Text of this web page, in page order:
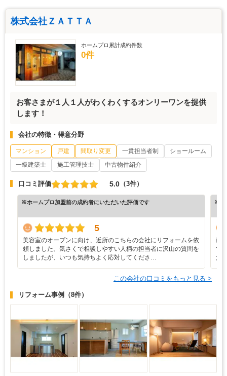
株式会社ＺＡＴＴＡ
ホームプロ累計成約件数
0件
お客さまが１人１人がわくわくするオンリーワンを提供
します！
会社の特徴・得意分野
マンション 戸建 間取り変更 一貫担当者制
ショールーム
一級建築士
施工管理技士 中古物件紹介
口コミ評価 5.0 （3件）
※ホームプロ加盟前の成約者にいただいた評価です
5
美容室のオープンに向け、近所のこちらの会社にリフォームを依
頼しました。気さくで相談しやすい人柄の担当者に沢山の質問を
しましたが、いつも気持ちよく応対してくださ…
※ホ
新
す
た
この会社の口コミをもっと見る >
リフォーム事例 （8件）